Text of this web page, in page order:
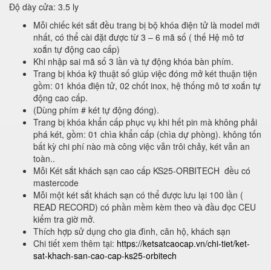
Độ dày cửa: 3.5 ly
Mỗi chiếc két sắt đều trang bị bộ khóa điện tử là model mới
nhất, có thể cài đặt được từ 3 – 6 mã số ( thế Hệ mô tơ
xoắn tự động cao cấp)
Khi nhập sai mã số 3 lần và tự động khóa bàn phím.
Trang bị khóa kỹ thuật số giúp việc đóng mở két thuận tiện
gồm: 01 khóa điện tử, 02 chốt inox, hệ thống mô tơ xoắn tự
động cao cấp.
(Dùng phím # két tự động đóng).
Trang bị khóa khẩn cấp phục vụ khi hết pin mà không phải
phá két, gồm: 01 chìa khẩn cấp (chìa dự phòng). không tốn
bất kỳ chi phí nào mà công việc vẫn trôi chảy, két vẫn an
toàn..
Mỗi Két sắt khách sạn cao cấp KS25-ORBITECH đều có
mastercode
Mỗi một két sắt khách sạn có thể được lưu lại 100 lần (
READ RECORD) có phần mềm kèm theo và đầu đọc CEU
kiểm tra giờ mở.
Thích hợp sử dụng cho gia đình, căn hộ, khách sạn
Chi tiết xem thêm tại: https://ketsatcaocap.vn/chi-tiet/ket-
sat-khach-san-cao-cap-ks25-orbitech